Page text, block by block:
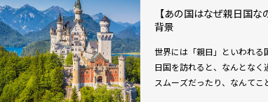
【あの国はなぜ親日国
背景
世界には「親日」といわれる
日国を訪れると、なんとな
スムーズだったり、なんて